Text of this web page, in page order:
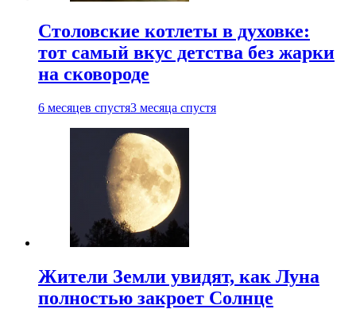
Столовские котлеты в духовке:
тот самый вкус детства без жарки
на сковороде
6 месяцев спустя3 месяца спустя
Жители Земли увидят, как Луна
полностью закроет Солнце